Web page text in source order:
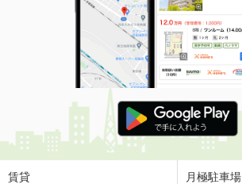
賃貸 月極駐車場